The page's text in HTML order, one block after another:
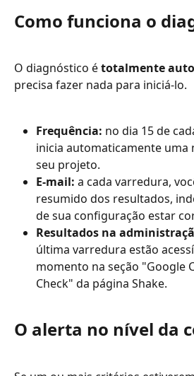
Como funciona o
O diagnóstico é totalmente
precisa fazer nada para iniciá-lo.
Frequência: no dia 15 de
inicia automaticamente uma
seu projeto.
E-mail: a cada varredura,
resumido dos resultados,
de sua configuração estar
Resultados na
última varredura estão
momento na seção "Google
Check" da página Shake.
O alerta no nível da